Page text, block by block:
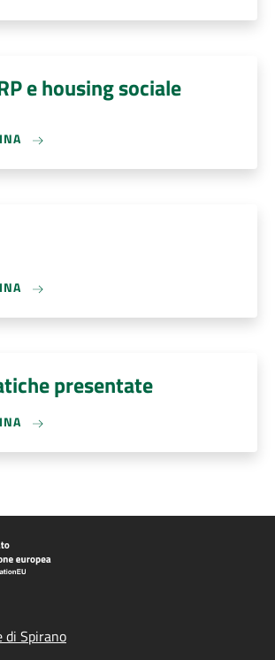
e housing sociale
presentate
di Spirano